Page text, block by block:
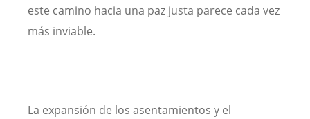
este camino hacia una paz justa parece cada vez
más inviable.
La expansión de los asentamientos y el